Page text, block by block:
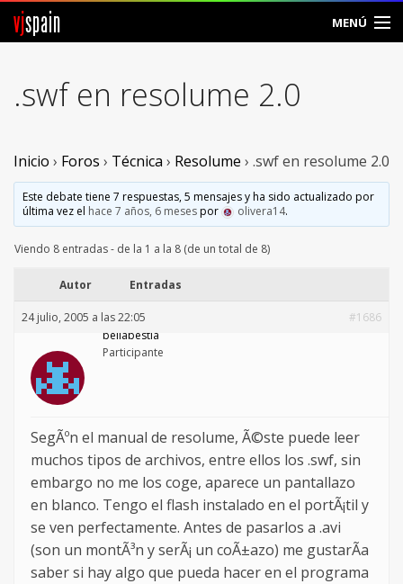
vjspain MENÚ
Foros
Vjspain
Contacto
Entrar
Crear Cuenta
.swf en resolume 2.0
Inicio › Foros › Técnica › Resolume › .swf en resolume 2.0
Este debate tiene 7 respuestas, 5 mensajes y ha sido actualizado por
última vez el hace 7 años, 6 mesespor olivera14.
Viendo 8 entradas - de la 1 a la 8 (de un total de 8)
Autor Entradas
24 julio, 2005 a las 22:05
#1686
bellabestia
Participante
SegÃºn el manual de resolume, Ã©ste puede leer
muchos tipos de archivos, entre ellos los .swf, sin
embargo no me los coge, aparece un pantallazo
en blanco. Tengo el flash instalado en el portÃ¡til y
se ven perfectamente. Antes de pasarlos a .avi
(son un montÃ³n y serÃ¡ un coÃ±azo) me gustarÃ­a
saber si hay algo que pueda hacer en el programa